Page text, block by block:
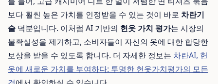
보다 훨씬 높은 가치를 인정받을 수 있는 것이 바로 차란기
술 덕분입니다. 이처럼 AI 기반의 헌옷 가치 평가는 시장의
불확실성을 제거하고, 소비자들이 자신의 옷에 대한 합당한
보상을 받을 수 있도록 합니다. 더 자세한 정보는 차란AI, 헌
옷에 새로운 가치를 부여하다: 투명한 헌옷가치평가의 모든